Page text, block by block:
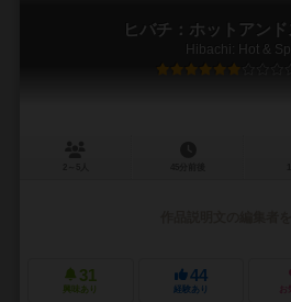
ヒバチ：ホットアン
Hibachi: Hot &
31
興味あり
44
経験あり